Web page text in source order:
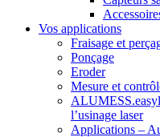
Vos applications
Fraisage et
Ponçage
Eroder
Mesure et
l’usinage laser
Applications –